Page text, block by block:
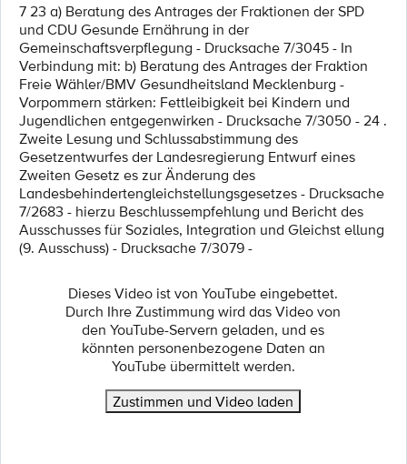
7 23 a) Beratung des Antrages der Fraktionen der SPD
und CDU Gesunde Ernährung in der
Gemeinschaftsverpflegung - Drucksache 7/3045 - In
Verbindung mit: b) Beratung des Antrages der Fraktion
Freie Wähler/BMV Gesundheitsland Mecklenburg -
Vorpommern stärken: Fettleibigkeit bei Kindern und
Jugendlichen entgegenwirken - Drucksache 7/3050 - 24 .
Zweite Lesung und Schlussabstimmung des
Gesetzentwurfes der Landesregierung Entwurf eines
Zweiten Gesetz es zur Änderung des
Landesbehindertengleichstellungsgesetzes - Drucksache
7/2683 - hierzu Beschlussempfehlung und Bericht des
Ausschusses für Soziales, Integration und Gleichst ellung
(9. Ausschuss) - Drucksache 7/3079 -
Dieses Video ist von YouTube eingebettet.
Durch Ihre Zustimmung wird das Video von
den YouTube-Servern geladen, und es
könnten personenbezogene Daten an
YouTube übermittelt werden.
Zustimmen und Video laden